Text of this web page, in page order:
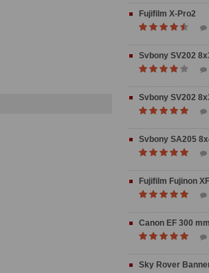
Fujifilm X-Pro2
Svbony SV202
Svbony SV202
Svbony SA205
Fujifilm Fujinon
Canon EF 300
Sky Rover